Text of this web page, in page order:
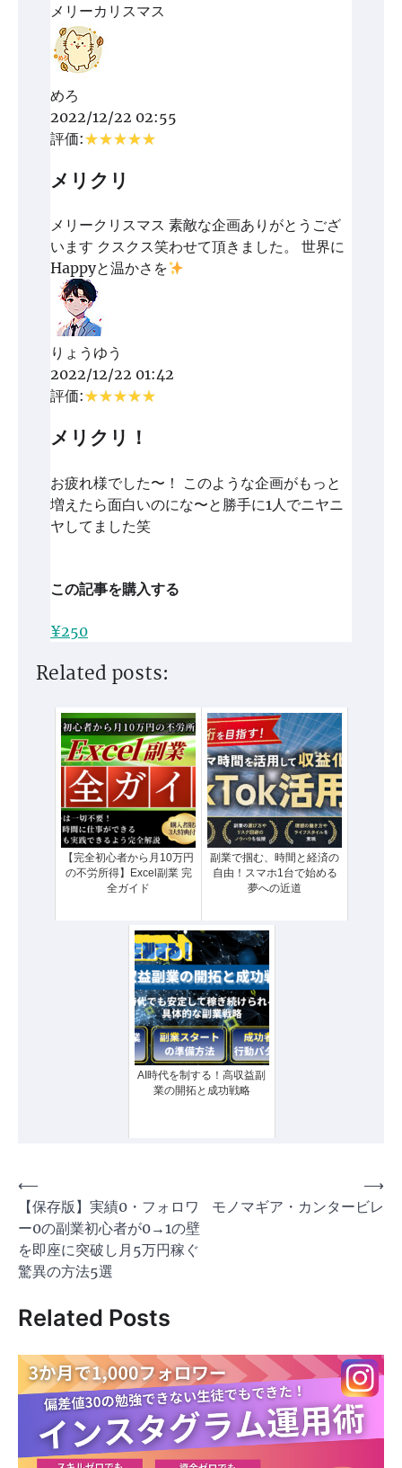
メリーカリスマス
めろ
2022/12/22 02:55
評価:
メリクリ
メリークリスマス 素敵な企画ありがとうござ
います クスクス笑わせて頂きました。 世界に
Happyと温かさを
りょうゆう
2022/12/22 01:42
評価:
メリクリ！
お疲れ様でした〜！ このような企画がもっと
増えたら面白いのにな〜と勝手に1人でニヤニ
ヤしてました笑
この記事を購入する
¥250
Related posts:
【完全初心者から月10万円
の不労所得】Excel副業 完
全ガイド
副業で掴む、時間と経済の
自由！スマホ1台で始める
夢への近道
AI時代を制する！高収益副
業の開拓と成功戦略
投
稿
ナ
ビ
ー
シ
ョ
⟵
【保存版】実績0・フォロワ
ー0の副業初心者が0→1の壁
を即座に突破し月5万円稼ぐ
驚異の方法5選
モノマギア・カンタービレ
⟶
Related Posts